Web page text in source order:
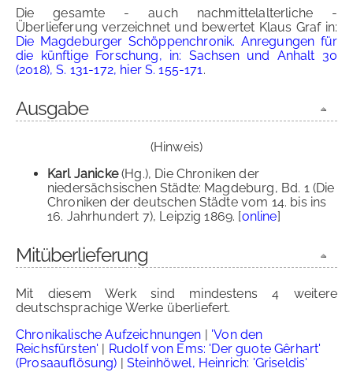
Die gesamte - auch nachmittelalterliche -
Überlieferung verzeichnet und bewertet Klaus Graf in:
Die Magdeburger Schöppenchronik. Anregungen für
die künftige Forschung, in: Sachsen und Anhalt 30
(2018), S. 131-172, hier S. 155-171.
Ausgabe
(Hinweis)
Karl Janicke(Hg.), Die Chroniken der
niedersächsischen Städte: Magdeburg, Bd. 1 (Die
Chroniken der deutschen Städte vom 14. bis ins
16. Jahrhundert 7), Leipzig 1869. [online]
Mitüberlieferung
Mit diesem Werk sind mindestens 4 weitere
deutschsprachige Werke überliefert.
Chronikalische Aufzeichnungen | 'Von den
Reichsfürsten' | Rudolf von Ems: 'Der guote Gêrhart'
(Prosaauflösung) |Steinhöwel, Heinrich: 'Griseldis'